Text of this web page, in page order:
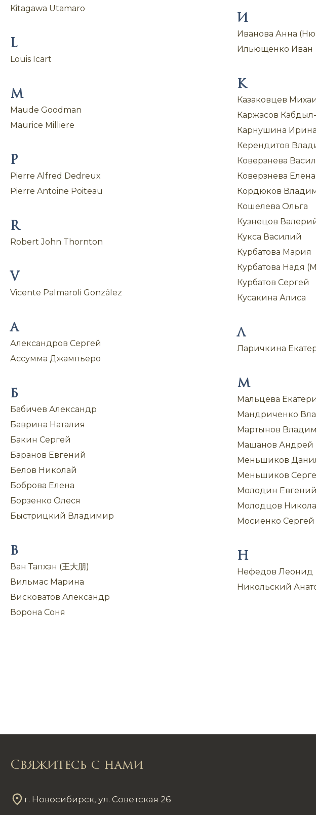
Kitagawa Utamaro
L
Louis Icart
M
Maude Goodman
Maurice Milliere
P
Pierre Alfred Dedreux
Pierre Antoine Poiteau
R
Robert John Thornton
V
Vicente Palmaroli González
А
Александров Сергей
Ассумма Джампьеро
Б
Бабичев Александр
Баврина Наталия
Бакин Сергей
Баранов Евгений
Белов Николай
Боброва Елена
Борзенко Олеся
Быстрицкий Владимир
В
Ван Тапхэн (王大朋)
Вильмас Марина
Висковатов Александр
Ворона Соня
И
Иванова Анна
Ильющенко Иван
К
Казаковцев
Каржасов
Карнушина Ирина
Керендитов
Коверзнева
Коверзнева Елена
Кордюков
Кошелева Ольга
Кузнецов
Кукса Василий
Курбатова Мария
Курбатова Надя
Курбатов Сергей
Кусакина Алиса
Л
Ларичкина
М
Мальцева
Мандриченко
Мартынов
Машанов Андрей
Меньшиков
Меньшиков
Молодин Евгений
Молодцов
Мосиенко Сергей
Н
Нефедов Леонид
Никольский
Свяжитесь с нами
г. Новосибирск, ул. Советская 26